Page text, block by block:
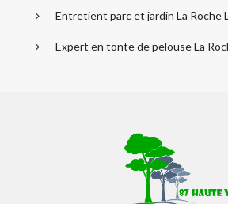
Entretient parc et jardin La Roche
Expert en tonte de pelouse La